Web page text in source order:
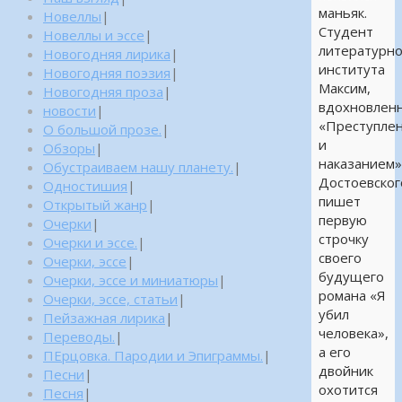
маньяк.
Студент
института
Максим,
и
наказанием»
пишет
первую
строчку
своего
будущего
романа «Я
убил
человека»,
а его
двойник
охотится
Новеллы |
Новеллы и эссе |
Новогодняя лирика |
Новогодняя поэзия |
Новогодняя проза |
новости |
О большой прозе. |
Обзоры |
Обустраиваем нашу планету. |
Одностишия |
Открытый жанр |
Очерки |
Очерки и эссе. |
Очерки, эссе |
Очерки, эссе и миниатюры |
Очерки, эссе, статьи |
Пейзажная лирика |
Переводы. |
ПЕрцовка. Пародии и Эпиграммы. |
Песни |
Песня |